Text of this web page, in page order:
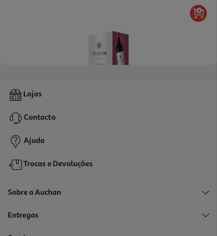
Vinho Tinto Valflor Bag In Box 5l
9,45 €
Lojas
Contacto
Ajuda
Trocas e Devoluções
Sobre a Auchan
Entregas